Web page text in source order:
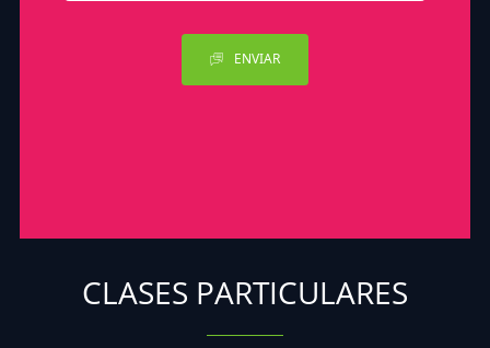
ENVIAR
CLASES PARTICULARES